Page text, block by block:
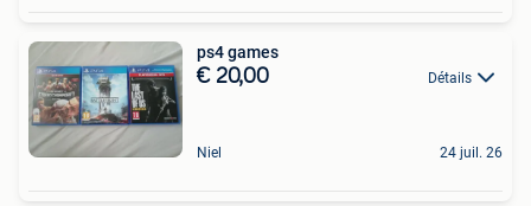
ps4 games
€ 20,00 Détails
Niel 24 juil. 26